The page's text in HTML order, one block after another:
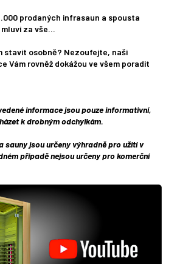
prodaných infrasaun a spousta
za vše...
stavit osobně? Nezoufejte, naši
Vám rovněž dokážou ve všem poradit
informace jsou pouze informativní,
k drobným odchylkám.
sauny jsou určeny výhradně pro užití v
případě nejsou určeny pro komerční